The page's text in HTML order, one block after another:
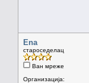
Ena
староседелац
Ван мреже
Организација: